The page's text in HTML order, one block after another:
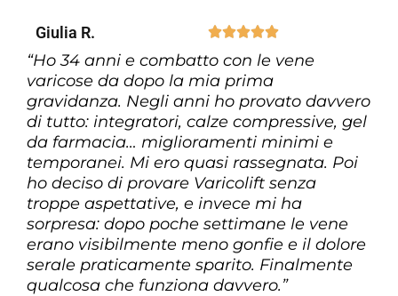
Giulia R. 
“Ho 34 anni e combatto con le vene
varicose da dopo la mia prima
gravidanza. Negli anni ho provato davvero
di tutto: integratori, calze compressive, gel
da farmacia… miglioramenti minimi e
temporanei. Mi ero quasi rassegnata. Poi
ho deciso di provare Varicolift senza
troppe aspettative, e invece mi ha
sorpresa: dopo poche settimane le vene
erano visibilmente meno gonfie e il dolore
serale praticamente sparito. Finalmente
qualcosa che funziona davvero.”